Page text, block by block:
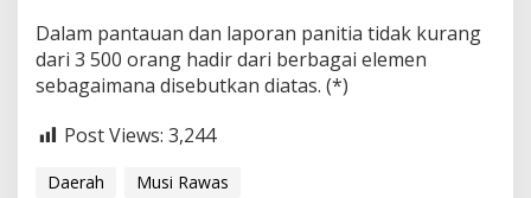
e
k
a
d
a
L
Dalam pantauan dan laporan panitia tidak kurang
dari 3 500 orang hadir dari berbagai elemen
sebagaimana disebutkan diatas. (*)
Post Views: 3,244
Daerah Musi Rawas